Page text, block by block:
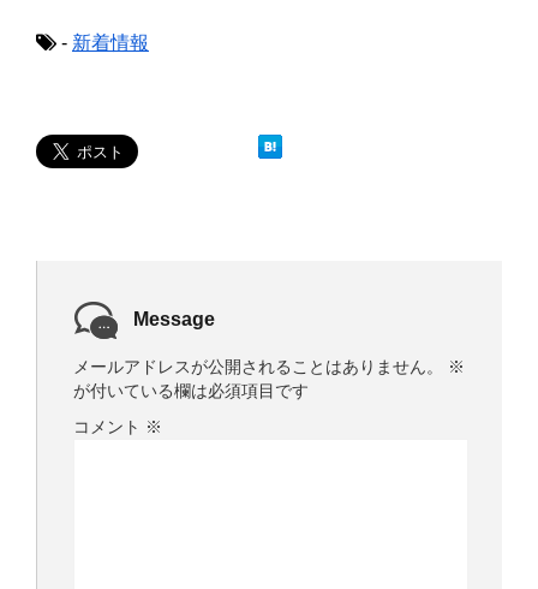
ィ
ン
ま
す
- 新着情報
Message
メールアドレスが公開されることはありません。
※
が付いている欄は必須項目です
コメント ※